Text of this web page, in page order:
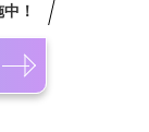
！